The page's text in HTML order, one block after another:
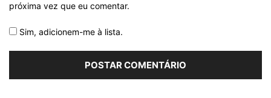
próxima vez que eu comentar.
Sim, adicionem-me à lista.